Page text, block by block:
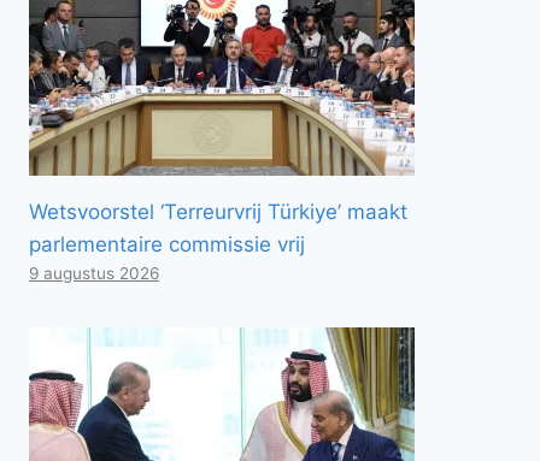
Wetsvoorstel ‘Terreurvrij Türkiye’ maakt
parlementaire commissie vrij
9 augustus 2026